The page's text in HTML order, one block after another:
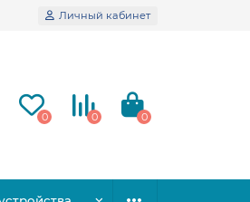
Личный кабинет
0 0 0